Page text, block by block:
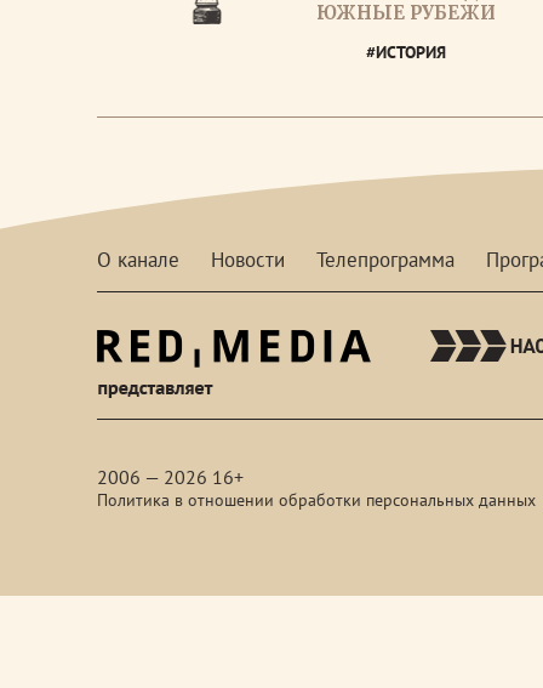
ЮЖНЫЕ РУБЕЖИ
#ИСТОРИЯ
О канале Новости Телепрограмма
2006 — 2026 16+
Политика в отношении обработки персональных данных